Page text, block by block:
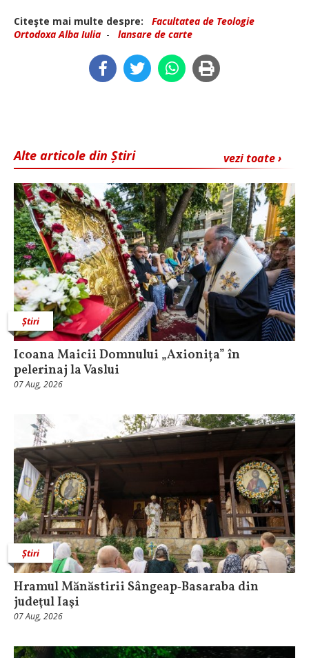
Citeşte mai multe despre:
Facultatea de Teologie
Ortodoxa Alba Iulia - lansare de carte
vezi toate ›
Alte articole din Știri
Știri
Icoana Maicii Domnului „Axionița” în
pelerinaj la Vaslui
07 Aug, 2026
Știri
Hramul Mănăstirii Sângeap‑Basaraba din
judeţul Iaşi
07 Aug, 2026